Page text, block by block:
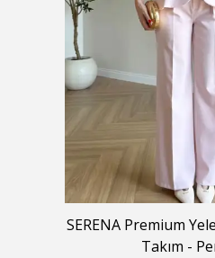
SERENA Premium
Takım -